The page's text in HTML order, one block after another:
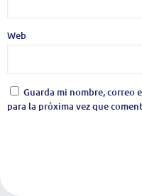
Web
Guarda mi nombre, correo
para la próxima vez que